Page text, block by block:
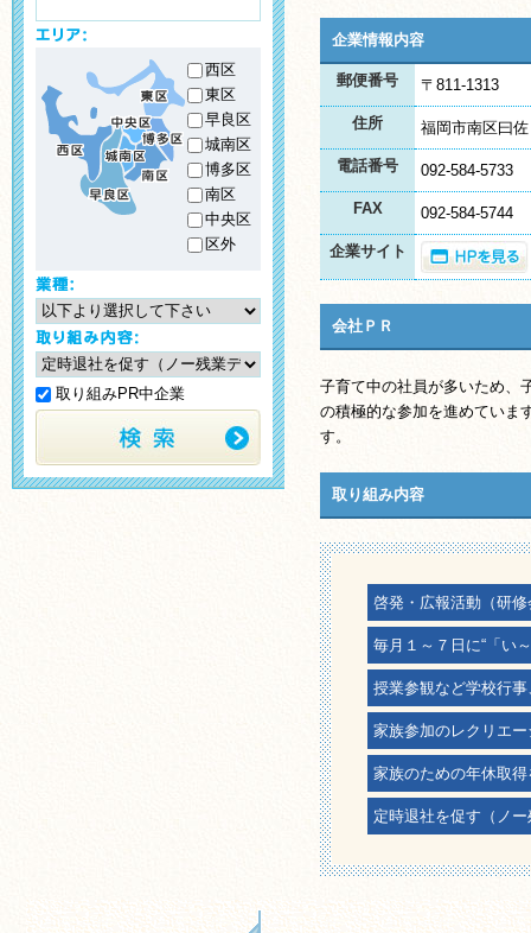
西区
東区
早良区
城南区
博多区
南区
中央区
区外
取り組みPR中企業
企業情報内容
郵便番号 〒811-1313
住所 福岡市南区曰
電話番号 092-584-5733
FAX 092-584-5744
企業サイト
会社ＰＲ
子育て中の社員が多いため、
の積極的な参加を進めていま
す。
取り組み内容
啓発・広報活動（研
毎月１～７日に“「い
授業参観など学校行
家族参加のレクリエ
家族のための年休取得
定時退社を促す（ノ